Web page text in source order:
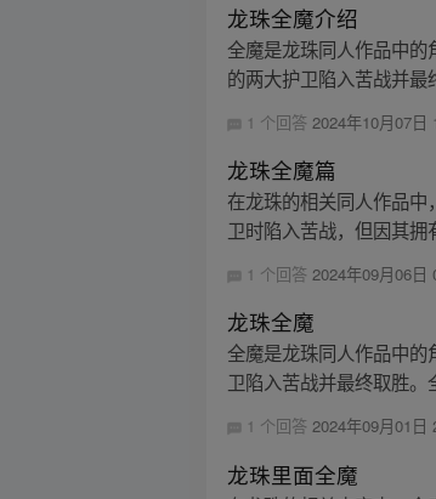
龙珠全魔介绍
全魔是龙珠同人作品中
的两大护卫陷入苦战并
1 个回答2024年10月07日
龙珠全魔篇
在龙珠的相关同人作品
卫时陷入苦战，但因其
1 个回答2024年09月06日
龙珠全魔
全魔是龙珠同人作品中
卫陷入苦战并最终取胜
1 个回答2024年09月01日
龙珠里面全魔